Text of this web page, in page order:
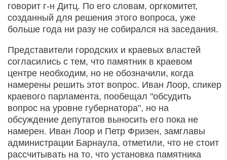
говорит г-н Дитц. По его словам, оргкомитет,
созданный для решения этого вопроса, уже
больше года ни разу не собирался на заседания.
Представители городских и краевых властей
согласились с тем, что памятник в краевом
центре необходим, но не обозначили, когда
намерены решить этот вопрос. Иван Лоор, спикер
краевого парламента, пообещал "обсудить
вопрос на уровне губернатора", но на
обсуждение депутатов выносить его пока не
намерен. Иван Лоор и Петр Фризен, замглавы
администрации Барнаула, отметили, что не стоит
рассчитывать на то, что установка памятника